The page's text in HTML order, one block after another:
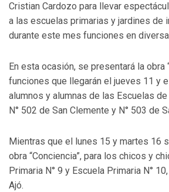
Cristian Cardozo para llevar
a las escuelas primarias y jardines de
durante este mes funciones en
En esta ocasión, se presentará la obra
funciones que llegarán el jueves 11 y
alumnos y alumnas de las Escuelas de
N° 502 de San Clemente y N° 503 de
Mientras que el lunes 15 y martes 16
obra “Conciencia”, para los chicos y
Primaria N° 9 y Escuela Primaria N°
Ajó.